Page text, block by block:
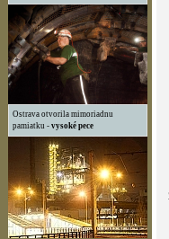
Ostrava otvorila mimoriadnu
pamiatku - vysoké pece